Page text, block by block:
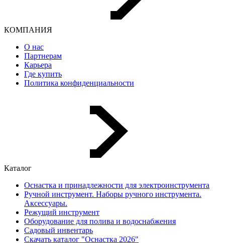
КОМПАНИЯ
О нас
Партнерам
Карьера
Где купить
Политика конфиденциальности
Каталог
Оснастка и принадлежности для электроинструмента
Ручной инструмент. Наборы ручного инструмента.
Аксессуары.
Режущий инструмент
Оборудование для полива и водоснабжения
Садовый инвентарь
Скачать каталог "Оснастка 2026"